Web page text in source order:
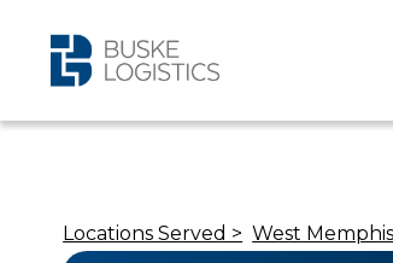
Locations Served > West